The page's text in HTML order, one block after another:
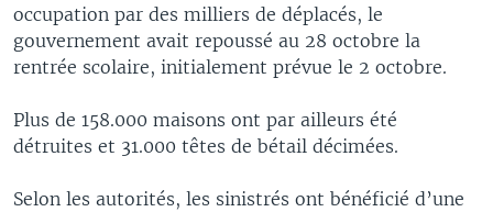
occupation par des milliers de déplacés, le
gouvernement avait repoussé au 28 octobre la
rentrée scolaire, initialement prévue le 2 octobre.
Plus de 158.000 maisons ont par ailleurs été
détruites et 31.000 têtes de bétail décimées.
Selon les autorités, les sinistrés ont bénéficié d’une